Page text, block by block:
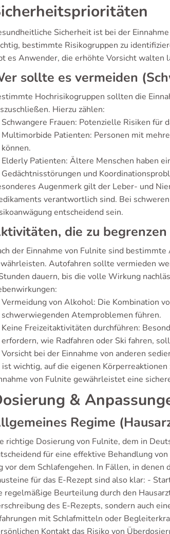
Sicherheit ist bei der
bestimmte Risikogruppen zu
es Anwender, die erhöhte Vorsicht walten
sollte es vermeiden
Hochrisikogruppen sollten die
Hierzu zählen:
Schwangere Frauen: Potenzielle Risiken für
Multimorbide Patienten: Personen mit
können.
Elderly Patienten: Ältere Menschen haben
Gedächtnisstörungen und
Augenmerk gilt der Leber- und
verantwortlich sind. Bei
entscheidend sein.
die zu
der Einnahme von Fulnite sind
Autofahren sollte vermieden
dauern, bis die volle Wirkung
Vermeidung von Alkohol: Die Kombination
schwerwiegenden Atemproblemen führen.
Keine Freizeitaktivitäten durchführen:
erfordern, wie Radfahren oder Ski fahren,
Vorsicht bei der Einnahme von anderen
ist wichtig, auf die eigenen
von Fulnite gewährleistet eine
&
Regime
richtige Dosierung von Fulnite, dem in
für eine effektive Behandlung
vor dem Schlafengehen. In Fällen, in
für das E-Rezept sind also klar: -
regelmäßige Beurteilung durch den
des E-Rezepts, sondern auch
mit Schlafmitteln oder
Kontakt das Risiko von